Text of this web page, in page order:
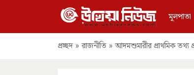
মূলপাতা
প্রচ্ছদ » রাজনীতি » আদমশুমারীর প্রাথমিক তথ্য